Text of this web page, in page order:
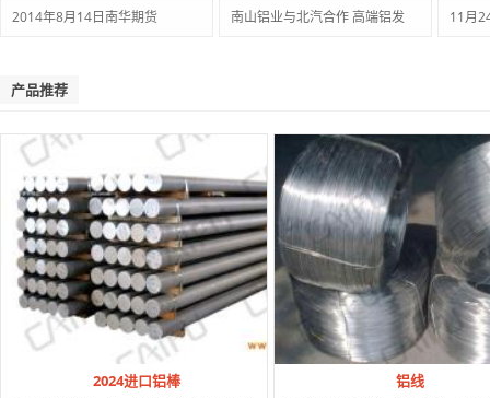
2014年8月14日南华期货 南山铝业与北汽合作 高端铝发 11月
产品推荐
2024进口铝棒 铝线